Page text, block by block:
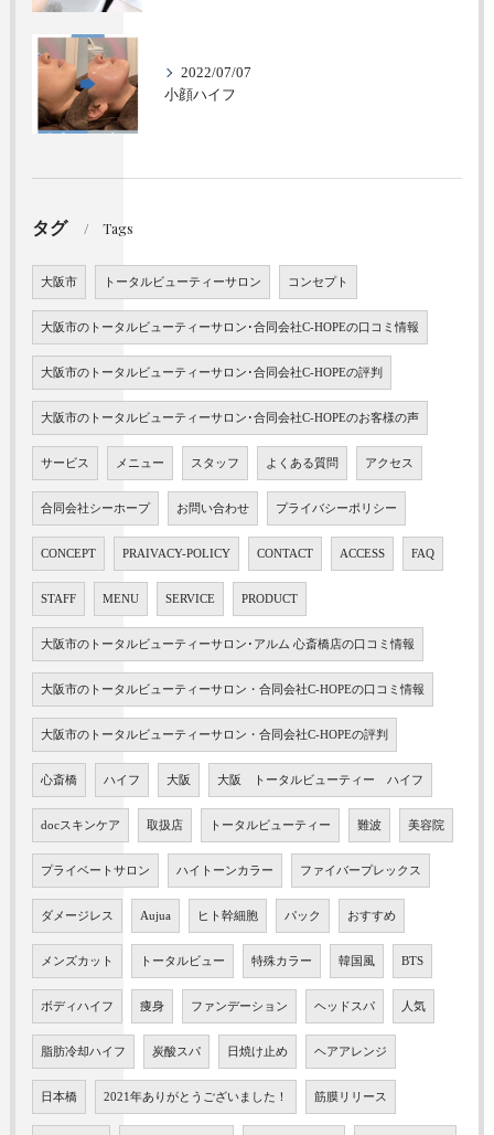
2022/07/07
小顔ハイフ
タグ Tags
大阪市 トータルビューティーサロン コンセプト
大阪市のトータルビューティーサロン･合同会社C-HOPEの口コミ情報
大阪市のトータルビューティーサロン･合同会社C-HOPEの評判
大阪市のトータルビューティーサロン･合同会社C-HOPEのお客様の声
サービス メニュー スタッフ よくある質問 アクセス
合同会社シーホープ お問い合わせ プライバシーポリシー
CONCEPT PRAIVACY-POLICY CONTACT ACCESS FAQ
STAFF MENU SERVICE PRODUCT
大阪市のトータルビューティーサロン･アルム 心斎橋店の口コミ情報
大阪市のトータルビューティーサロン・合同会社C-HOPEの口コミ情報
大阪市のトータルビューティーサロン・合同会社C-HOPEの評判
心斎橋 ハイフ 大阪 大阪 トータルビューティー ハイフ
docスキンケア 取扱店 トータルビューティー 難波 美容院
プライベートサロン ハイトーンカラー ファイバープレックス
ダメージレス Aujua ヒト幹細胞 パック おすすめ
メンズカット トータルビュー 特殊カラー 韓国風 BTS
ボディハイフ 痩身 ファンデーション ヘッドスパ 人気
脂肪冷却ハイフ 炭酸スパ 日焼け止め ヘアアレンジ
日本橋 2021年ありがとうございました！ 筋膜リリース